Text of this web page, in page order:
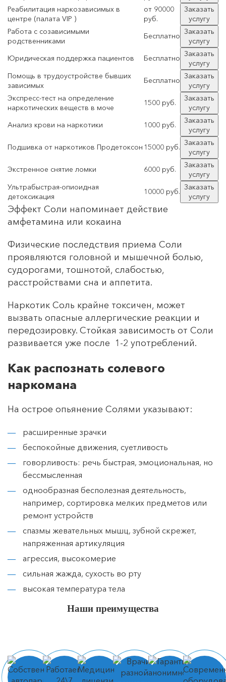
Реабилитация наркозависимых в
центре (палата VIP )
от 90000
руб.
Заказать
услугу
Работа с созависимыми
родственниками
Бесплатно Заказать
услугу
Юридическая поддержка пациентов
Бесплатно Заказать
услугу
Помощь в трудоустройстве бывших
зависимых
Бесплатно Заказать
услугу
Экспресс-тест на определение
наркотических веществ в моче
1500 руб.
Заказать
услугу
Анализ крови на наркотики
1000 руб.
Заказать
услугу
Подшивка от наркотиков Продетоксон 15000 руб. Заказать
услугу
Экстренное снятие ломки
6000 руб.
Заказать
услугу
Ультрабыстрая-опиоидная
детоксикация
10000 руб. Заказать
услугу
Эффект Соли напоминает действие
амфетамина или кокаина
Физические последствия приема Соли
проявляются головной и мышечной болью,
судорогами, тошнотой, слабостью,
расстройствами сна и аппетита.
Наркотик Соль крайне токсичен, может
вызвать опасные аллергические реакции и
передозировку. Стойкая зависимость от Соли
развивается уже после 1-2 употреблений.
Как распознать солевого
наркомана
На острое опьянение Солями указывают:
расширенные зрачки
беспокойные движения, суетливость
говорливость: речь быстрая, эмоциональная, но
бессмысленная
однообразная бесполезная деятельность,
например, сортировка мелких предметов или
ремонт устройств
спазмы жевательных мышц, зубной скрежет,
напряженная артикуляция
агрессия, высокомерие
сильная жажда, сухость во рту
высокая температура тела
Наши преимущества